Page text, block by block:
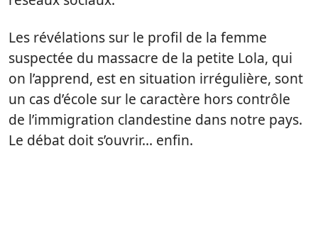
Les révélations sur le profil de la femme
suspectée du massacre de la petite Lola, qui
on l’apprend, est en situation irrégulière, sont
un cas d’école sur le caractère hors contrôle
de l’immigration clandestine dans notre pays.
Le débat doit s’ouvrir… enfin.